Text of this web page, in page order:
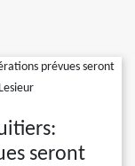
seront